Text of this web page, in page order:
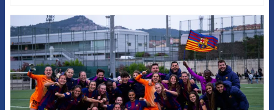
FCB Barcelona badge